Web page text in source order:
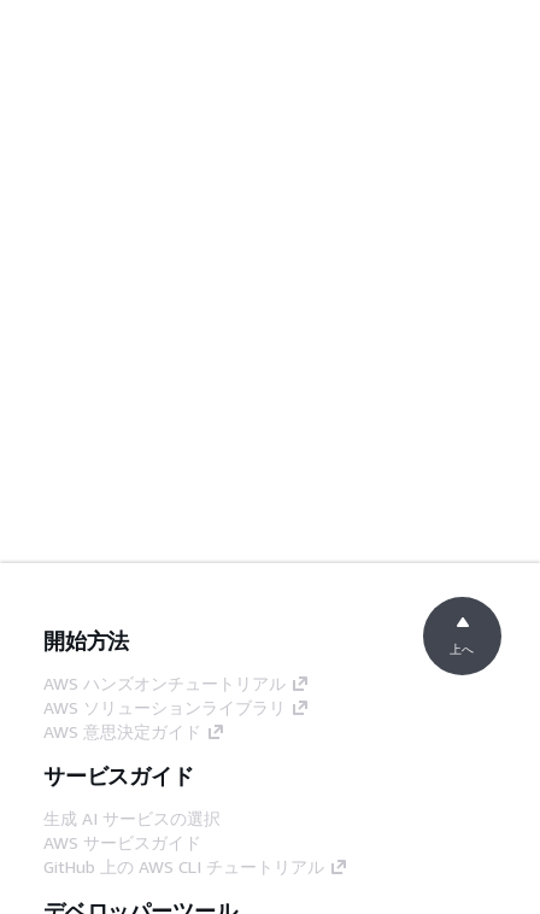
開始方法
AWS ハンズオンチュートリアル
AWS ソリューションライブラリ
AWS 意思決定ガイド
サービスガイド
生成 AI サービスの選択
AWS サービスガイド
GitHub 上の AWS CLI チュートリアル
上へ